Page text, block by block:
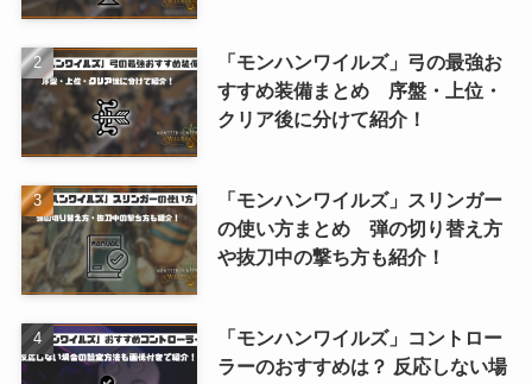
「モンハンワイルズ」弓の最強お
すすめ装備まとめ 序盤・上位・
クリア後に分けて紹介！
「モンハンワイルズ」スリンガー
の使い方まとめ 弾の切り替え方
や抜刀中の撃ち方も紹介！
「モンハンワイルズ」コントロー
ラーのおすすめは？ 反応しない場